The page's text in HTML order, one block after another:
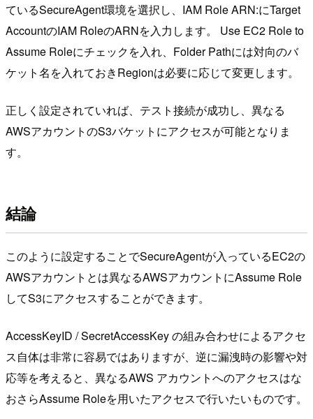
ているSecureAgent環境を選択し、IAM Role ARN:にTarget
AccountのIAM RoleのARNを入力します。 Use EC2 Role to
Assume Roleにチェックを入れ、Folder Pathには対向のバ
ケット名を入れておきRegionは必要に応じて変更します。
正しく設定されていれば、テスト接続が成功し、異なる
AWSアカウントのS3バケットにアクセスが可能となりま
す。
結論
このように設定することでSecureAgentが入っているEC2の
AWSアカウントとは異なるAWSアカウントにAssume Role
してS3にアクセスすることができます。
AccessKeyID / SecretAccessKey の組み合わせによるアクセ
ス自体は非常に容易ではありますが、逆に漏洩時の影響や対
応等を考えると、異なるAWS アカウントへのアクセスはな
おさらAssume Roleを用いたアクセスで行いたいものです。